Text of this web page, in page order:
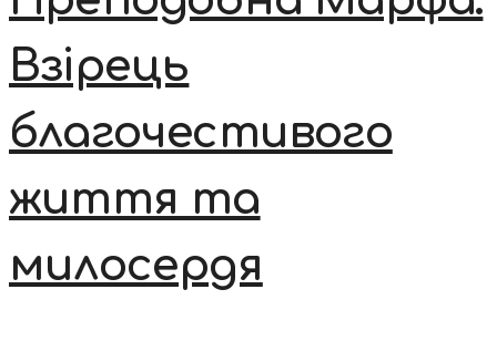
Взірець
благочестивого
життя та
милосердя